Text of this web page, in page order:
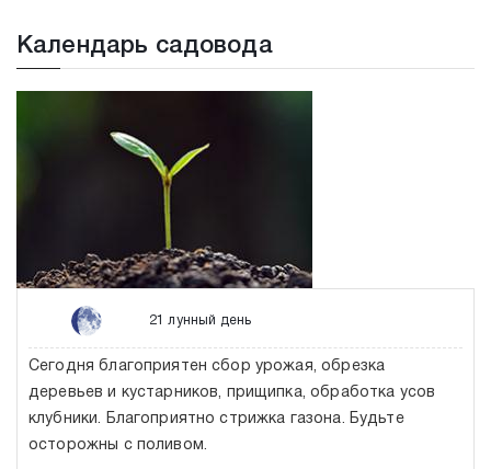
Календарь садовода
21 лунный день
Сегодня благоприятен сбор урожая, обрезка
деревьев и кустарников, прищипка, обработка усов
клубники. Благоприятно стрижка газона. Будьте
осторожны с поливом.